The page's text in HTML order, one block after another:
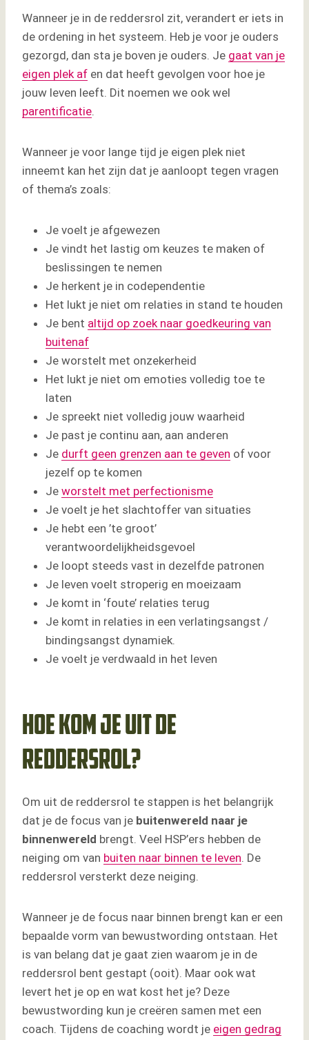
Wanneer je in de reddersrol zit, verandert er iets in
de ordening in het systeem. Heb je voor je ouders
gezorgd, dan sta je boven je ouders. Je gaat van je
eigen plek af en dat heeft gevolgen voor hoe je
jouw leven leeft. Dit noemen we ook wel
parentificatie.
Wanneer je voor lange tijd je eigen plek niet
inneemt kan het zijn dat je aanloopt tegen vragen
of thema’s zoals:
Je voelt je afgewezen
Je vindt het lastig om keuzes te maken of
beslissingen te nemen
Je herkent je in codependentie
Het lukt je niet om relaties in stand te houden
Je bent altijd op zoek naar goedkeuring van
buitenaf
Je worstelt met onzekerheid
Het lukt je niet om emoties volledig toe te
laten
Je spreekt niet volledig jouw waarheid
Je past je continu aan, aan anderen
Je durft geen grenzen aan te geven of voor
jezelf op te komen
Je worstelt met perfectionisme
Je voelt je het slachtoffer van situaties
Je hebt een ’te groot’
verantwoordelijkheidsgevoel
Je loopt steeds vast in dezelfde patronen
Je leven voelt stroperig en moeizaam
Je komt in ‘foute’ relaties terug
Je komt in relaties in een verlatingsangst /
bindingsangst dynamiek.
Je voelt je verdwaald in het leven
Hoe kom je uit de
reddersrol?
Om uit de reddersrol te stappen is het belangrijk
dat je de focus van je buitenwereld naar je
binnenwereld brengt. Veel HSP’ers hebben de
neiging om van buiten naar binnen te leven. De
reddersrol versterkt deze neiging.
Wanneer je de focus naar binnen brengt kan er een
bepaalde vorm van bewustwording ontstaan. Het
is van belang dat je gaat zien waarom je in de
reddersrol bent gestapt (ooit). Maar ook wat
levert het je op en wat kost het je? Deze
bewustwording kun je creëren samen met een
coach. Tijdens de coaching wordt je eigen gedrag